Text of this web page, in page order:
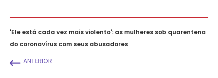
'Ele está cada vez mais violento': as mulheres sob quarentena
do coronavírus com seus abusadores
ANTERIOR